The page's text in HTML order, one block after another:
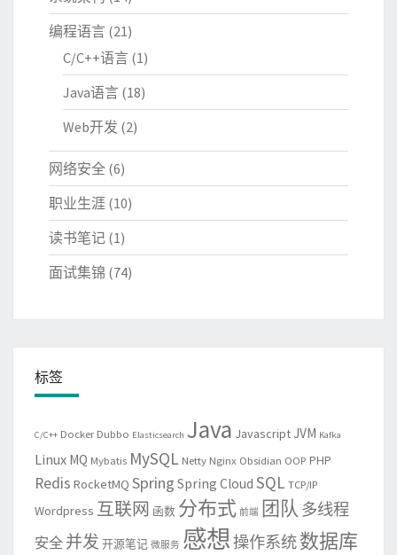
编程语言 (21)
C/C++语言 (1)
Java语言 (18)
Web开发 (2)
网络安全 (6)
职业生涯 (10)
读书笔记 (1)
面试集锦 (74)
标签
C/C++ Docker Dubbo Elasticsearch Java JavascriptJVM Kafka
Linux MQ Mybatis MySQL Netty Nginx Obsidian OOP PHP
Redis RocketMQ Spring Spring Cloud SQL TCP/IP
Wordpress 互联网 函数 分布式 前端 团队 多线程
安全 并发 开源笔记 微服务 感想操作系统数据库